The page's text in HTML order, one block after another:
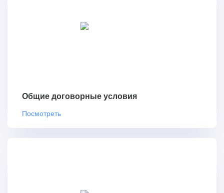
Общие договорные условия
Посмотреть